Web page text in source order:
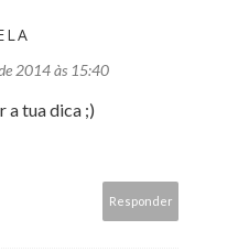
2014 às 15:40
a tua dica ;)
Responder